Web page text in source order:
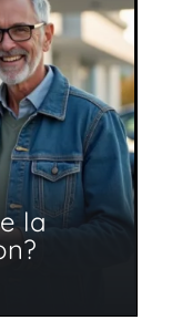
la